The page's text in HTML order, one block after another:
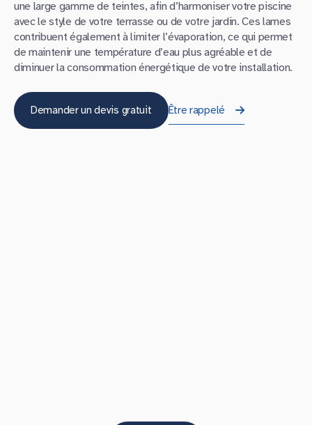
une large gamme de teintes, afin d’harmoniser votre piscine
avec le style de votre terrasse ou de votre jardin. Ces lames
contribuent également à limiter l’évaporation, ce qui permet
de maintenir une température d’eau plus agréable et de
diminuer la consommation énergétique de votre installation.
Demander un devis gratuit Être rappelé